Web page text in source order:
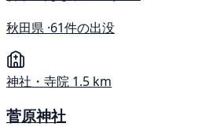
秋田県 ·61件の出没
神社・寺院 1.5 km
菅原神社